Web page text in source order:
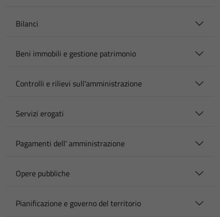
Bilanci
Beni immobili e gestione patrimonio
Controlli e rilievi sull'amministrazione
Servizi erogati
Pagamenti dell' amministrazione
Opere pubbliche
Pianificazione e governo del territorio